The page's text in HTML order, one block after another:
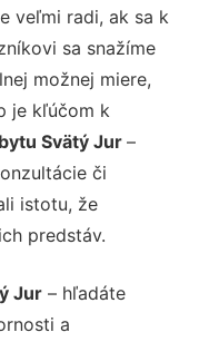
veľmi radi, ak sa k
sa snažíme
možnej miere,
je kľúčom k
Svätý Jur –
či
istotu, že
predstáv.
Jur – hľadáte
a